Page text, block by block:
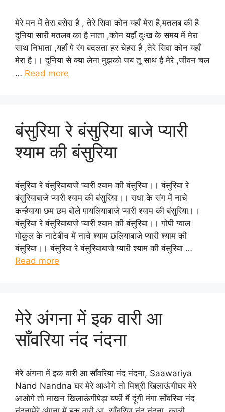
मेरे मन में तेरा बसेरा है , तेरे सिवा कोन यहाँ मेरा है,मतलब की है
दुनिया सारी मतलब का है नाता ,कोन यहाँ दुःख के समय में मेरा
साथ निभाता ,यहाँ पे रंग बदलता हर चेहरा है ,तेरे सिवा कोन यहाँ
मेरा है।। दुनिया से क्या लेना मुझको जब तू साथ है मेरे ,जीवन चल
… Read more
बंसुरिया रे बंसुरिया बाजे प्यारी
श्याम की बंसुरिया
बंसुरिया रे बंसुरियाबाजे प्यारी श्याम की बंसुरिया।। बंसुरिया रे
बंसुरियाबाजे प्यारी श्याम की बंसुरिया।। राधा के संग में नाचे
कन्हैयाया छम छम बोले पायलियाबाजे प्यारी श्याम की बंसुरिया।।
बंसुरिया रे बंसुरियाबाजे प्यारी श्याम की बंसुरिया।। गोपी ग्वाल
गोकुल के नाटेबीच में नाचे श्याम छलियाबाजे प्यारी श्याम की
बंसुरिया।। बंसुरिया रे बंसुरियाबाजे प्यारी श्याम की बंसुरिया …
Read more
मेरे अंगना में इक वारी आ
साँवरिया नंद नंदना
मेरे अंगना में इक वारी आ साँवरिया नंद नंदना, Saawariya
Nand Nandna घर मेरे आओगे तो मिश्री खिलाऊंगीघर मेरे
आओगे तो माखन खिलाऊंगीपेड़ा बर्फी मैं दूंगी मंगा साँवरिया नंद